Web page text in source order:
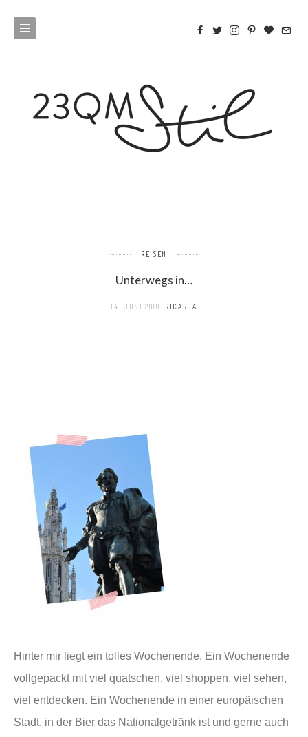
REISEN
Unterwegs in…
14. JUNI 2010 RICARDA
Hinter mir liegt ein tolles Wochenende. Ein Wochenende
vollgepackt mit viel quatschen, viel shoppen, viel sehen,
viel entdecken. Ein Wochenende in einer europäischen
Stadt, in der Bier das Nationalgetränk ist und gerne auch